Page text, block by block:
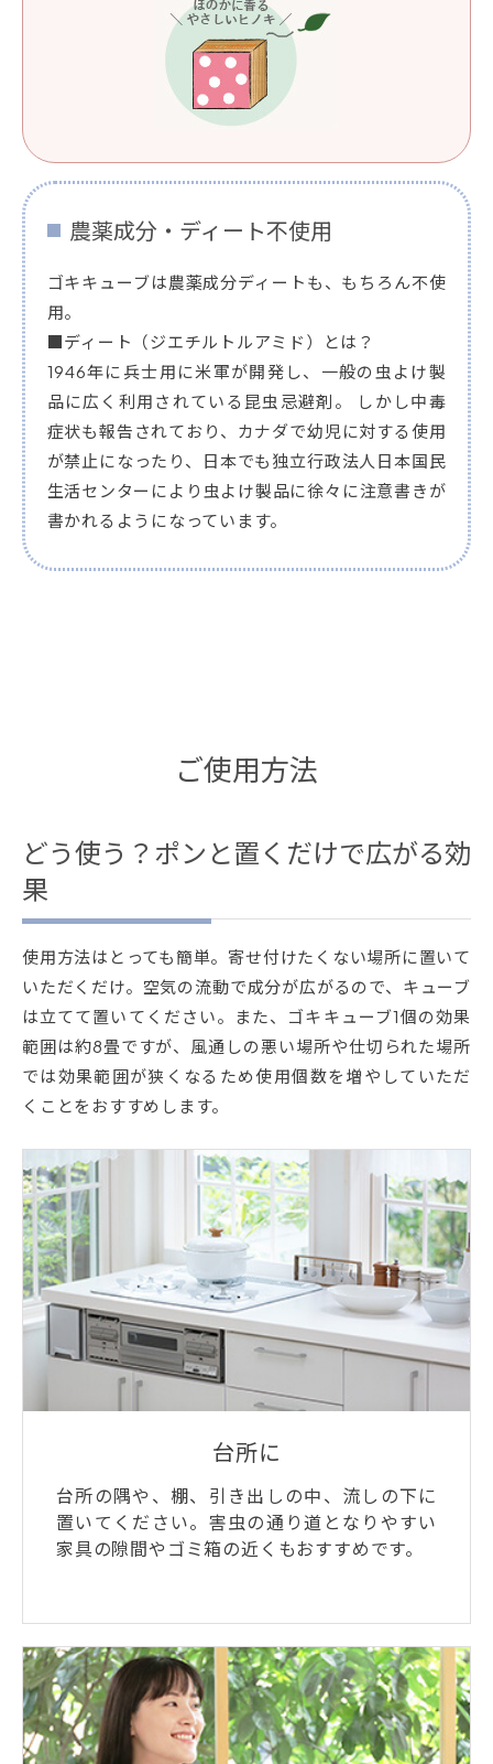
農薬成分・ディート不使用
ゴキキューブは農薬成分ディートも、もちろん不使
用。
■ディート（ジエチルトルアミド）とは？
1946年に兵士用に米軍が開発し、一般の虫よけ製
品に広く利用されている昆虫忌避剤。 しかし中毒
症状も報告されており、カナダで幼児に対する使用
が禁止になったり、日本でも独立行政法人日本国民
生活センターにより虫よけ製品に徐々に注意書きが
書かれるようになっています。
ご使用方法
どう使う？ポンと置くだけで広がる効
果
使用方法はとっても簡単。寄せ付けたくない場所に置いて
いただくだけ。空気の流動で成分が広がるので、キューブ
は立てて置いてください。また、ゴキキューブ1個の効果
範囲は約8畳ですが、風通しの悪い場所や仕切られた場所
では効果範囲が狭くなるため使用個数を増やしていただ
くことをおすすめします。
台所に
台所の隅や、棚、引き出しの中、流しの下に
置いてください。害虫の通り道となりやすい
家具の隙間やゴミ箱の近くもおすすめです。